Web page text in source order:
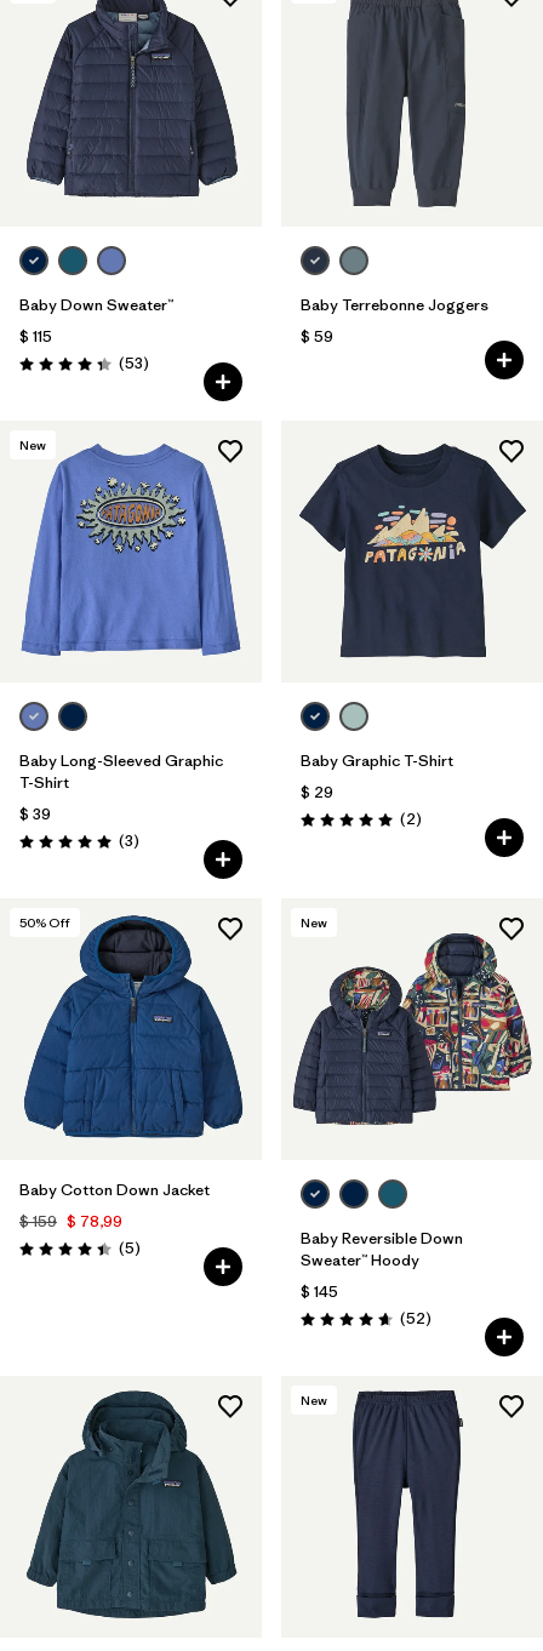
Baby Down Sweater™
$ 115
Valoración: 4.4 / 5
(53Comentarios
)
Baby Terrebonne Joggers
$ 59
New
Baby Long-Sleeved Graphic
T-Shirt
$ 39
Valoración: 5.0 / 5
(3Comentarios
)
Baby Graphic T-Shirt
$ 29
Valoración: 5.0 / 5
(2Comentarios
)
50% Off
Baby Cotton Down Jacket
$ 159 $ 78,99
Valoración: 4.4 / 5
(5Comentarios
)
New
Baby Reversible Down
Sweater™ Hoody
$ 145
Valoración: 4.7 / 5
(52Comentarios
)
New